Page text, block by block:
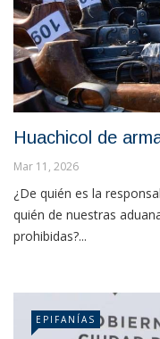
Huachicol de
Mar 11, 2026
¿De quién es la
quién de nuestras
prohibidas?...
EPIFANÍAS